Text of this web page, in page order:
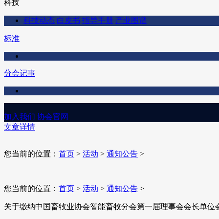
科技
科技动态 白皮书 指导手册 产业图谱
标准
分会记事
加入我们 协会官网
文章详情
您当前的位置： 首页 > 活动 > 通知公告 >
您当前的位置： 首页 > 活动 > 通知公告 >
关于缴纳中国畜牧业协会智能畜牧分会第一届理事会会长单位